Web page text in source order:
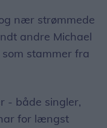
nær strømmede
andre Michael
stammer fra
- både singler,
har for længst